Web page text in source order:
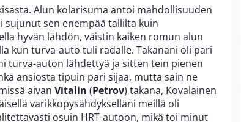
Alun kolarisuma antoi mahdollisuuden
sujunut sen enempää tallilta kuin
hyvän lähdön, väistin kaiken romun alun
kun turva-auto tuli radalle. Takanani oli pari
turva-auton lähdettyä ja sitten tein pienen
ansiosta tipuin pari sijaa, mutta sain ne
aivan Vitalin (Petrov) takana, Kovalainen
varikkopysähdykselläni meillä oli
osuin HRT-autoon, mikä toi minut